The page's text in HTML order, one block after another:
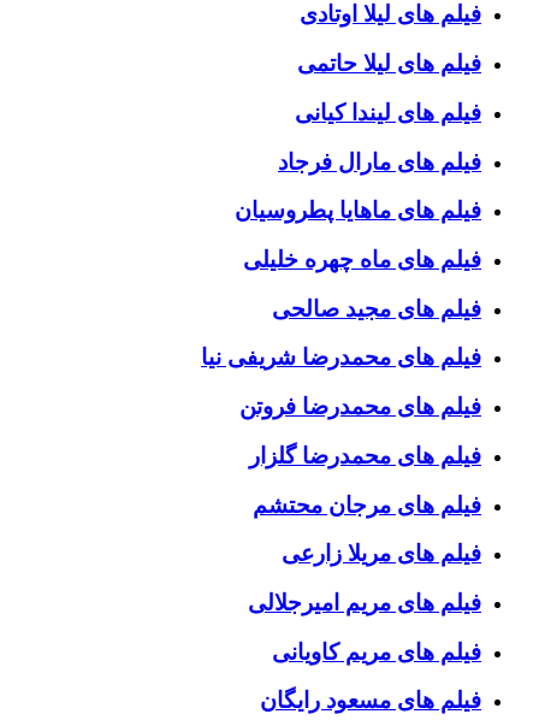
فیلم های لیلا اوتادی
فیلم های لیلا حاتمی
فیلم های لیندا کیانی
فیلم های مارال فرجاد
فیلم های ماهایا پطروسیان
فیلم های ماه چهره خلیلی
فیلم های مجید صالحی
فیلم های محمدرضا شریفی نیا
فیلم های محمدرضا فروتن
فیلم های محمدرضا گلزار
فیلم های مرجان محتشم
فیلم های مریلا زارعی
فیلم های مریم امیرجلالی
فیلم های مریم کاویانی
فیلم های مسعود رایگان